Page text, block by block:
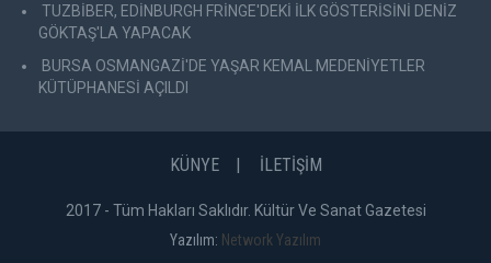
TUZBİBER, EDİNBURGH FRİNGE'DEKİ İLK GÖSTERİSİNİ DENİZ
GÖKTAŞ'LA YAPACAK
BURSA OSMANGAZİ'DE YAŞAR KEMAL MEDENİYETLER
KÜTÜPHANESİ AÇILDI
KÜNYE İLETİŞİM
2017 - Tüm Hakları Saklıdır. Kültür Ve Sanat Gazetesi
Yazılım: Network Yazılım